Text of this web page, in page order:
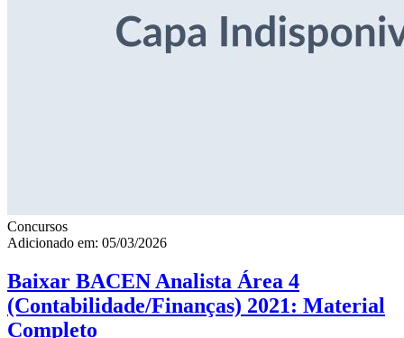
Concursos
Adicionado em: 05/03/2026
Baixar BACEN Analista Área 4
(Contabilidade/Finanças) 2021: Material
Completo